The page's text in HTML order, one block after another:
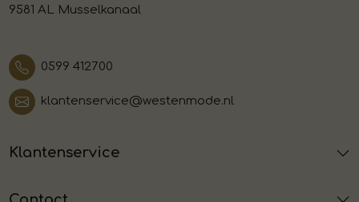
9581 AL Musselkanaal
0599 412700
klantenservice@westenmode.nl
Klantenservice